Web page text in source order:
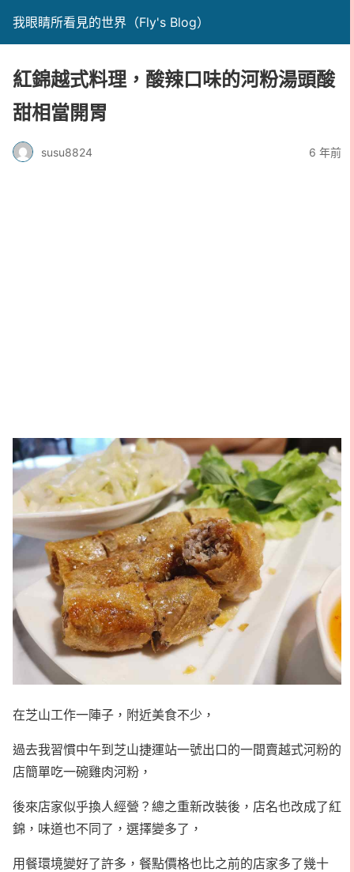
我眼睛所看見的世界（Fly's Blog）
紅錦越式料理，酸辣口味的河粉湯頭酸
甜相當開胃
susu8824 6 年前
在芝山工作一陣子，附近美食不少，
過去我習慣中午到芝山捷運站一號出口的一間賣越式河粉的
店簡單吃一碗雞肉河粉，
後來店家似乎換人經營？總之重新改裝後，店名也改成了紅
錦，味道也不同了，選擇變多了，
用餐環境變好了許多，餐點價格也比之前的店家多了幾十